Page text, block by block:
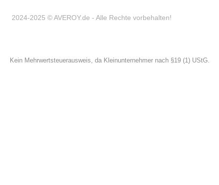
2024-2025 © AVEROY.de - Alle Rechte vorbehalten!
Kein Mehrwertsteuerausweis, da Kleinunternehmer nach §19 (1) UStG.